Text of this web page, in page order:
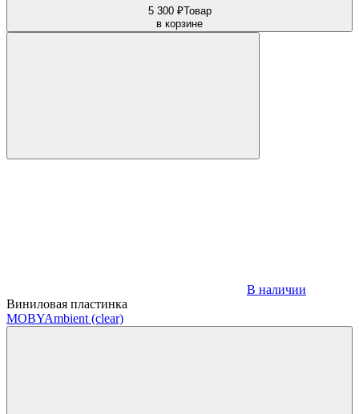
5 300 ₽Товар
в корзине
В наличии
Виниловая пластинка
MOBYAmbient (clear)